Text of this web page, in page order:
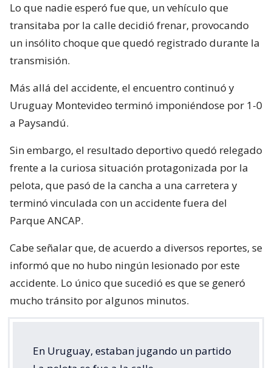
Lo que nadie esperó fue que, un vehículo que
transitaba por la calle decidió frenar, provocando
un insólito choque que quedó registrado durante la
transmisión.
Más allá del accidente, el encuentro continuó y
Uruguay Montevideo terminó imponiéndose por 1-0
a Paysandú.
Sin embargo, el resultado deportivo quedó relegado
frente a la curiosa situación protagonizada por la
pelota, que pasó de la cancha a una carretera y
terminó vinculada con un accidente fuera del
Parque ANCAP.
Cabe señalar que, de acuerdo a diversos reportes, se
informó que no hubo ningún lesionado por este
accidente. Lo único que sucedió es que se generó
mucho tránsito por algunos minutos.
En Uruguay, estaban jugando un partido